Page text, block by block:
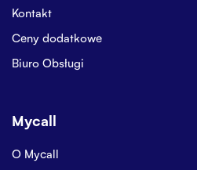
Kontakt
Ceny dodatkowe
Biuro Obsługi
Mycall
O Mycall